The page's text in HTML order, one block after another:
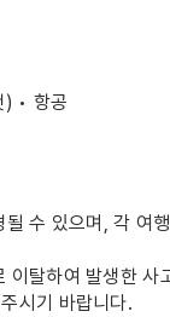
) • 항공
수 있으며, 각 여
탈하여 발생한
시기 바랍니다.